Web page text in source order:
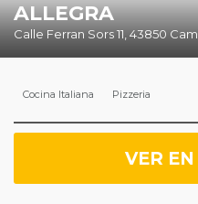
ALLEGRA
Calle Ferran Sors 11, 43850
Cocina Italiana Pizzeria
VER